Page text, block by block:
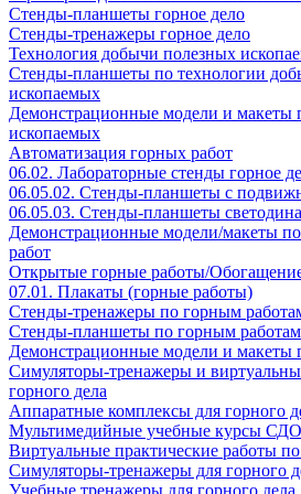
Стенды-планшеты горное дело
Стенды-тренажеры горное дело
Технология добычи полезных
Стенды-планшеты по технологии
ископаемых
Демонстрационные модели и макеты
ископаемых
Автоматизация горных работ
06.02. Лабораторные стенды горное
06.05.02. Стенды-планшеты с
06.05.03. Стенды-планшеты
Демонстрационные модели/макеты
работ
Открытые горные работы/
07.01. Плакаты (горные работы)
Стенды-тренажеры по горным
Стенды-планшеты по горным работам
Демонстрационные модели и макеты
Симуляторы-тренажеры и
горного дела
Аппаратные комплексы для горного
Мультимедийные учебные курсы СДО
Виртуальные практические работы
Симуляторы-тренажеры для горного
Учебные тренажеры для горного дела